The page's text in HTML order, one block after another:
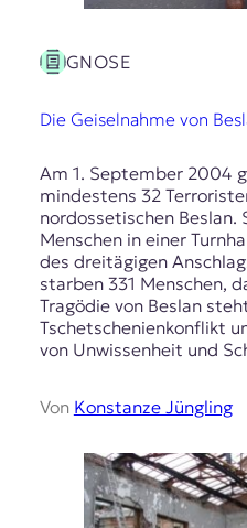
GNOSE
Die Geiselnahme von
Am 1. September 2004
mindestens 32
nordossetischen Beslan.
Menschen in einer
des dreitägigen
starben 331 Menschen,
Tragödie von Beslan
Tschetschenienkonflikt
von Unwissenheit und
Von Konstanze Jüngling